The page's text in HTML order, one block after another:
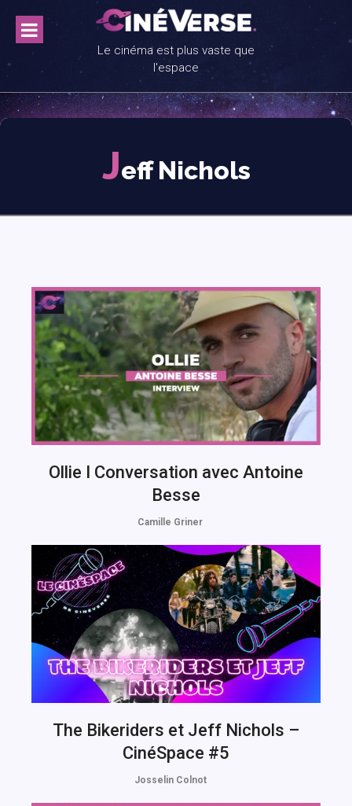
content
Le cinéma est plus vaste que
l'espace
Jeff Nichols
Ollie I Conversation avec Antoine
Besse
Camille Griner
The Bikeriders et Jeff Nichols –
CinéSpace #5
Josselin Colnot